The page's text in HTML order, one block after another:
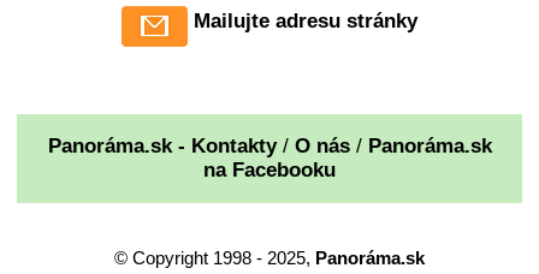
Mailujte adresu stránky
Panoráma.sk - Kontakty/ O nás/ Panoráma.sk
na Facebooku
© Copyright 1998 - 2025, Panoráma.sk